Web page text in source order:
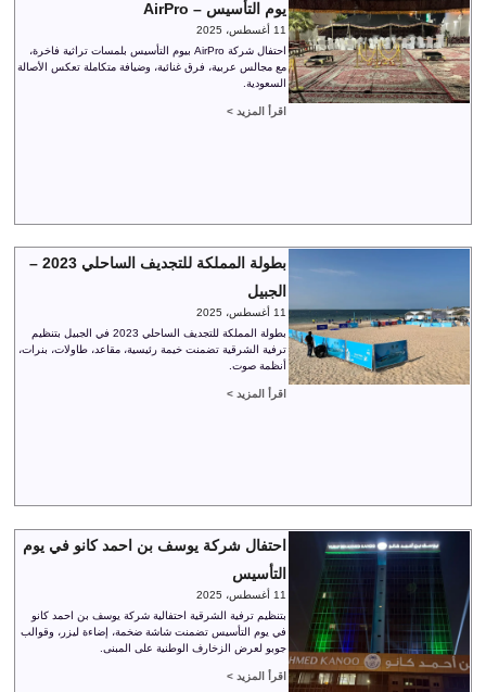
يوم التأسيس – AirPro
11 أغسطس، 2025
احتفال شركة AirPro بيوم التأسيس بلمسات تراثية فاخرة،
مع مجالس عربية، فرق غنائية، وضيافة متكاملة تعكس الأصالة
السعودية.
اقرأ المزيد >
بطولة المملكة للتجديف الساحلي 2023 –
الجبيل
11 أغسطس، 2025
بطولة المملكة للتجديف الساحلي 2023 في الجبيل بتنظيم
ترفية الشرقية تضمنت خيمة رئيسية، مقاعد، طاولات، بنرات،
أنظمة صوت.
اقرأ المزيد >
احتفال شركة يوسف بن احمد كانو في يوم
التأسيس
11 أغسطس، 2025
بتنظيم ترفية الشرقية احتفالية شركة يوسف بن احمد كانو
في يوم التأسيس تضمنت شاشة ضخمة، إضاءة ليزر، وقوالب
جوبو لعرض الزخارف الوطنية على المبنى.
اقرأ المزيد >